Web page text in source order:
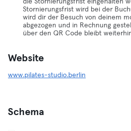
die Stornierungsfrist eingehalten
Stornierungsfrist wird bei der
wird dir der Besuch von deinem
abgezogen und in Rechnung
über den QR Code bleibt
Website
www.pilates-studio.berlin
Schema